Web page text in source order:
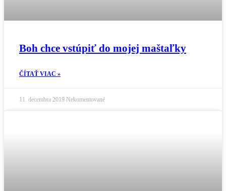
Boh chce vstúpiť do mojej maštaľky
ČÍTAŤ VIAC »
11. decembra 2019 Nekomentované